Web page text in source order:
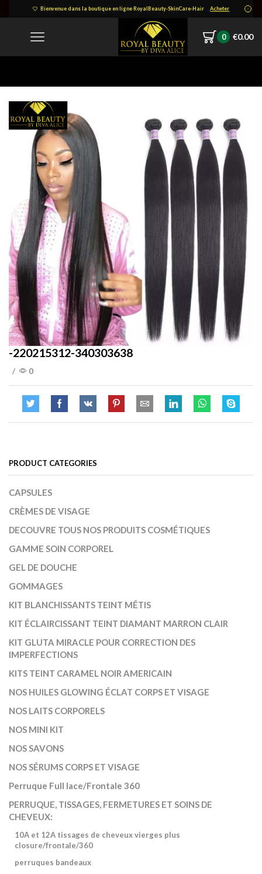
Bienvenue dans la boutique en ligne RoyalBeauty-SkinCare-Hair Acheter
0 €0.00
-220215312-340303638
/ 0
PRODUCT CATEGORIES
CAPSULES
CRÈMES DE VISAGE
DECOUVRE TOUS NOS PRODUITS COSMÉTIQUES
GAMME SOIN CORPOREL
GEL DE DOUCHE
GOMMAGES
KIT BLANCHISSANTS TEINT MÉTIS
KIT ÉCLAIRCISSANT TEINT DIAMANT MARRON CLAIR
KIT GLUTA MIRACLE POUR CORRECTION DES
IMPERFECTIONS
KITS TEINT CARAMEL NOIR AMERICAIN
NOS HUILES GLOWING ÉCLAT CORPS ET VISAGE
NOS LAITS CORPORELS
NOS MINI KIT
NOS SAVONS
NOS SÉRUMS CORPS ET VISAGE
Perruque Full lace/Frontale 360
PERRUQUE, TISSAGES, FERMETURES ET SOINS DE
CHEVEUX:
10A et 12A tissages de cheveux vierges plus
closure/frontale/360
perruques bandeaux